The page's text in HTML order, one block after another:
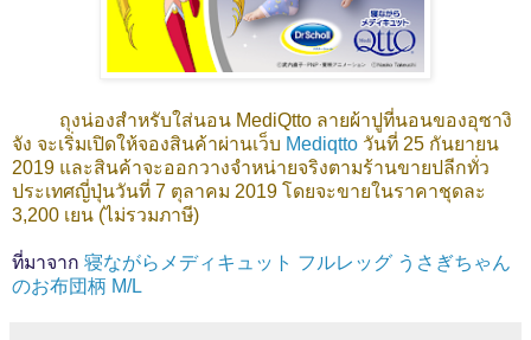
ถุงน่องสำหรับใส่นอน MediQtto ลายผ้าปูที่นอนของอุซางิ
จัง จะเริ่มเปิดให้จองสินค้าผ่านเว็บ Mediqtto วันที่ 25 กันยายน
2019 และสินค้าจะออกวางจำหน่ายจริงตามร้านขายปลีกทั่ว
ประเทศญี่ปุ่นวันที่ 7 ตุลาคม 2019 โดยจะขายในราคาชุดละ
3,200 เยน (ไม่รวมภาษี)
ที่มาจาก 寝ながらメディキュット フルレッグ うさぎちゃん
のお布団柄 M/L